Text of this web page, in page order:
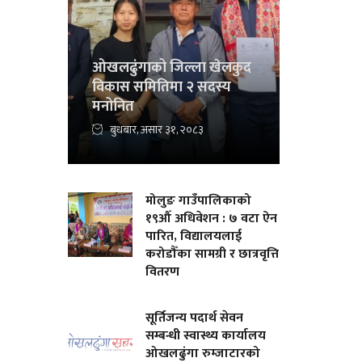
ओखलढुंगाको जिल्ला खेलकुद
विकास समितिमा २ सदस्य
मनोनित
बुधबार, असार ३१, २०८३
मोलुङ गाउँपालिकाको
१९औँ अधिवेशन : ७ वटा ऐन
पारित, विद्यालयलाई
करोडौँका सामग्री र छात्रवृत्ति
वितरण
सूर्तिजन्य पदार्थ सेवन
सम्बन्धी स्वास्थ्य कार्यालय
ओखलढुंगा रुम्जाटारको